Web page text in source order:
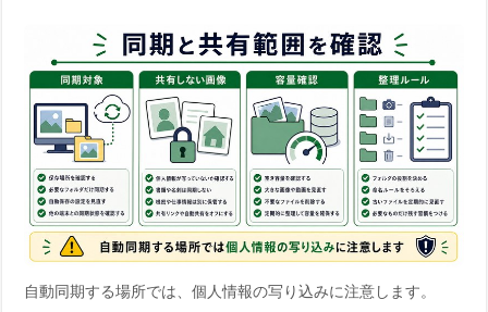
自動同期する場所では、個人情報の写り込みに注意します。